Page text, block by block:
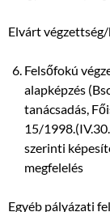
Elvárt
Felsőfokú
alapképzés
tanácsadás,
15/
szerinti
megfelelés
Egyéb pályázati